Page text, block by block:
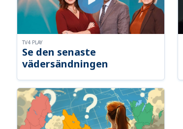
Se den senaste
vädersändningen
TV4 PLAY